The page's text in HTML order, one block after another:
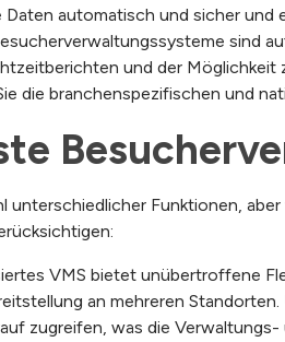
Daten automatisch und sicher
sind
und der
die branchenspezifischen und
Funktionen,
VMS bietet unübertroffene
an mehreren
zugreifen, was die